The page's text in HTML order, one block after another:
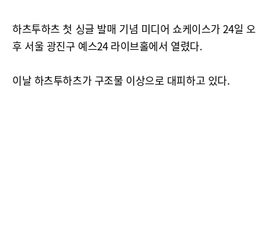
하츠투하츠 첫 싱글 발매 기념 미디어 쇼케이스가 24일 오
후 서울 광진구 예스24 라이브홀에서 열렸다.
이날 하츠투하츠가 구조물 이상으로 대피하고 있다.